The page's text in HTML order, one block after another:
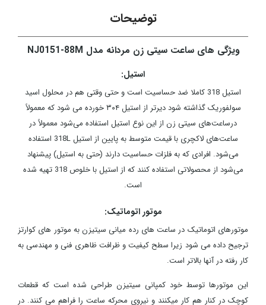
توضیحات
ویژگی های ساعت سیتی زن مردانه مدل NJ0151-88M
استیل:
استیل 318 کاملا ضد حساسیت است و حتی وقتی هم در محلول اسید
سولفوریک گذاشته شود دیرتر از استیل ۳۰۴ خورده می شود که معمولاً
درساعت‌های سیتی زن از این نوع استیل استفاده می‌شود معمولاً در
ساعت‌های لاکچری با قیمت متوسط به پایین از استیل 318L استفاده
می‌شود. افرادی که به فلزات حساسیت دارند (حتی به استیل) پیشنهاد
می‌شود از محصولاتی استفاده کنند که از استیل با خلوص 318 تهیه شده
است.
موتور اتوماتیک:
موتورهای اتوماتیک در ساعت های رده میانی سیتیزن به موتور های کوارتز
ترجیح داده می شود زیرا سطح کیفیت و ظرافت ظاهری فنی و مهندسی به
کار رفته در آنها بالاتر است.
این موتورها توسط خود کمپانی سیتیزن طراحی شده است که قطعات
کوچک در کنار هم کار میکنند و نیروی محرکه ساعت را فراهم می کنند. در